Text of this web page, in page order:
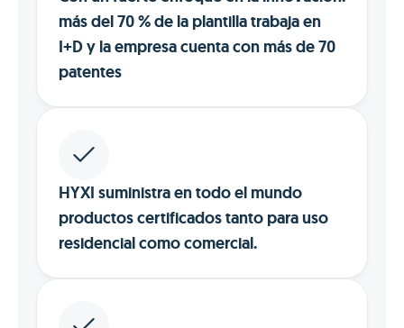
más del 70 % de la plantilla trabaja en
I+D y la empresa cuenta con más de 70
patentes
HYXI suministra en todo el mundo
productos certificados tanto para uso
residencial como comercial.